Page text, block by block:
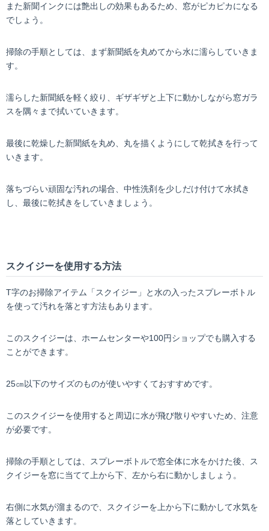
また新聞インクには艶出しの効果もあるため、窓がピカピカになる
でしょう。
掃除の手順としては、まず新聞紙を丸めてから水に濡らしていきま
す。
濡らした新聞紙を軽く絞り、ギザギザと上下に動かしながら窓ガラ
スを隅々まで拭いていきます。
最後に乾燥した新聞紙を丸め、丸を描くようにして乾拭きを行って
いきます。
落ちづらい頑固な汚れの場合、中性洗剤を少しだけ付けて水拭き
し、最後に乾拭きをしていきましょう。
スクイジーを使用する方法
T字のお掃除アイテム「スクイジー」と水の入ったスプレーボトル
を使って汚れを落とす方法もあります。
このスクイジーは、ホームセンターや100円ショップでも購入する
ことができます。
25㎝以下のサイズのものが使いやすくておすすめです。
このスクイジーを使用すると周辺に水が飛び散りやすいため、注意
が必要です。
掃除の手順としては、スプレーボトルで窓全体に水をかけた後、ス
クイジーを窓に当てて上から下、左から右に動かしましょう。
右側に水気が溜まるので、スクイジーを上から下に動かして水気を
落としていきます。